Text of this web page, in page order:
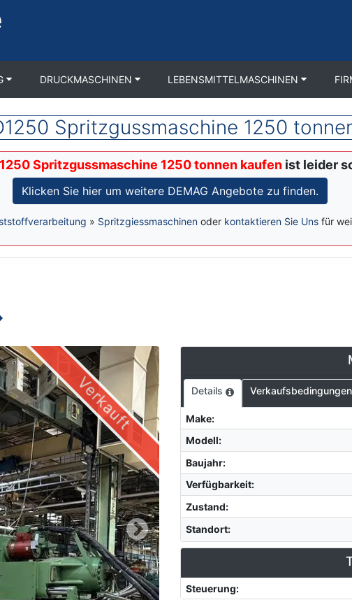
DRUCKMASCHINEN LEBENSMITTELMASCHINEN
Spritzgussmaschine 1250
Spritzgussmaschine 1250 tonnen kaufenist leider
Klicken Sie hier um weitere DEMAG Angebote zu finden.
» Spritzgiessmaschinenoder kontaktieren Sie Unsfür
Verkauft Details Verkaufsbedingungen
Make:
Modell:
Baujahr:
Verfügbarkeit:
Zustand:
Standort:
Steuerung: